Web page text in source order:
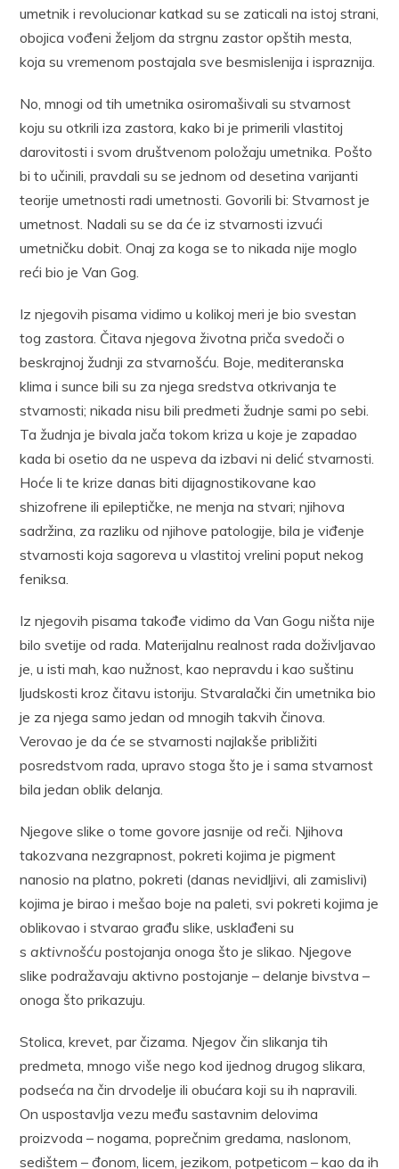
umetnik i revolucionar katkad su se zaticali na istoj strani,
obojica vođeni željom da strgnu zastor opštih mesta,
koja su vremenom postajala sve besmislenija i ispraznija.
No, mnogi od tih umetnika osiromašivali su stvarnost
koju su otkrili iza zastora, kako bi je primerili vlastitoj
darovitosti i svom društvenom položaju umetnika. Pošto
bi to učinili, pravdali su se jednom od desetina varijanti
teorije umetnosti radi umetnosti. Govorili bi: Stvarnost je
umetnost. Nadali su se da će iz stvarnosti izvući
umetničku dobit. Onaj za koga se to nikada nije moglo
reći bio je Van Gog.
Iz njegovih pisama vidimo u kolikoj meri je bio svestan
tog zastora. Čitava njegova životna priča svedoči o
beskrajnoj žudnji za stvarnošću. Boje, mediteranska
klima i sunce bili su za njega sredstva otkrivanja te
stvarnosti; nikada nisu bili predmeti žudnje sami po sebi.
Ta žudnja je bivala jača tokom kriza u koje je zapadao
kada bi osetio da ne uspeva da izbavi ni delić stvarnosti.
Hoće li te krize danas biti dijagnostikovane kao
shizofrene ili epileptičke, ne menja na stvari; njihova
sadržina, za razliku od njihove patologije, bila je viđenje
stvarnosti koja sagoreva u vlastitoj vrelini poput nekog
feniksa.
Iz njegovih pisama takođe vidimo da Van Gogu ništa nije
bilo svetije od rada. Materijalnu realnost rada doživljavao
je, u isti mah, kao nužnost, kao nepravdu i kao suštinu
ljudskosti kroz čitavu istoriju. Stvaralački čin umetnika bio
je za njega samo jedan od mnogih takvih činova.
Verovao je da će se stvarnosti najlakše približiti
posredstvom rada, upravo stoga što je i sama stvarnost
bila jedan oblik delanja.
Njegove slike o tome govore jasnije od reči. Njihova
takozvana nezgrapnost, pokreti kojima je pigment
nanosio na platno, pokreti (danas nevidljivi, ali zamislivi)
kojima je birao i mešao boje na paleti, svi pokreti kojima je
oblikovao i stvarao građu slike, usklađeni su
saktivnošću postojanja onoga što je slikao. Njegove
slike podražavaju aktivno postojanje – delanje bivstva –
onoga što prikazuju.
Stolica, krevet, par čizama. Njegov čin slikanja tih
predmeta, mnogo više nego kod ijednog drugog slikara,
podseća na čin drvodelje­ ili obućara koji su ih napravili.
On uspostavlja vezu među sastavnim delovima
proizvoda – nogama, poprečnim gredama, naslonom,
sedištem – đonom, licem, jezikom, potpeticom – kao da ih